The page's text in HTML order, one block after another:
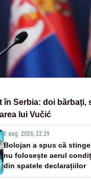
în Serbia: doi bărbați,
lui Vučić
5 aug. 2026, 22:29
Bolojan a spus că
nu folosește aerul
din spatele declarațiilor